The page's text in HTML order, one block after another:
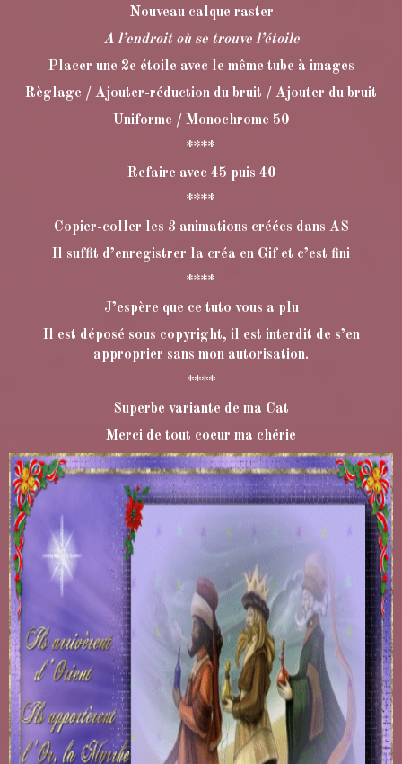
Nouveau calque raster
A l’endroit où se trouve l’étoile
Placer une 2e étoile avec le même tube à images
Règlage / Ajouter-réduction du bruit / Ajouter du bruit
Uniforme / Monochrome 50
****
Refaire avec 45 puis 40
****
Copier-coller les 3 animations créées dans AS
Il suffit d’enregistrer la créa en Gif et c’est fini
****
J’espère que ce tuto vous a plu
Il est déposé sous copyright, il est interdit de s’en
approprier sans mon autorisation.
****
Superbe variante de ma Cat
Merci de tout coeur ma chérie